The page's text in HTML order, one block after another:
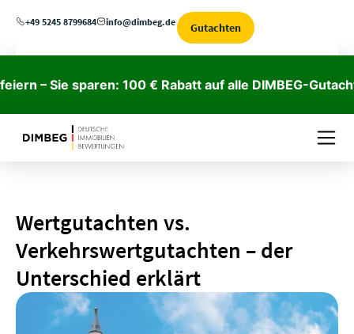
+49 5245 8799684 info@dimbeg.de Gutachten
sparen: 100 € Rabatt auf alle DIMBEG-Gutachten →
Wertgutachten vs.
Verkehrswertgutachten – der
Unterschied erklärt